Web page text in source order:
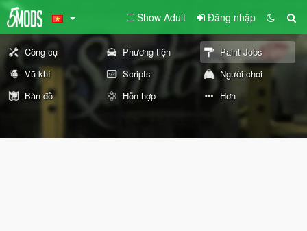
Show Adult Đăng nhập
Công cụ Phương tiện
Paint Jobs
Vũ khí
Scripts
Người chơi
Bản đồ
Hỗn hợp Hơn